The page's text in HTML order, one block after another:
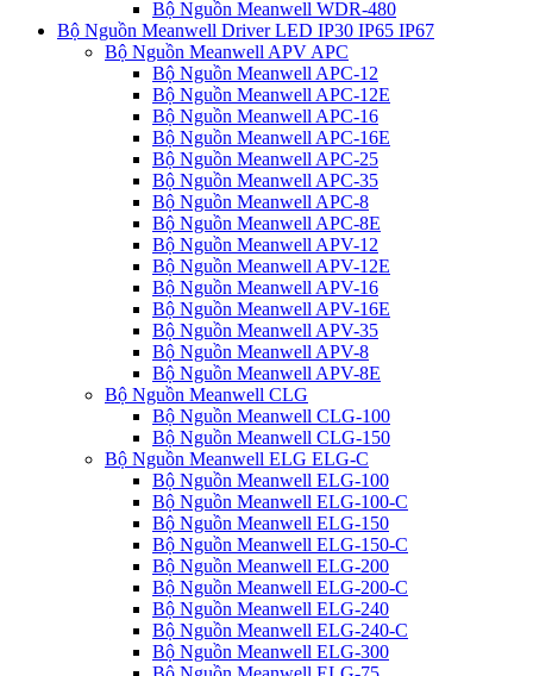
Bộ Nguồn Meanwell WDR-480
Bộ Nguồn Meanwell Driver LED IP30 IP65 IP67
Bộ Nguồn Meanwell APV APC
Bộ Nguồn Meanwell APC-12
Bộ Nguồn Meanwell APC-12E
Bộ Nguồn Meanwell APC-16
Bộ Nguồn Meanwell APC-16E
Bộ Nguồn Meanwell APC-25
Bộ Nguồn Meanwell APC-35
Bộ Nguồn Meanwell APC-8
Bộ Nguồn Meanwell APC-8E
Bộ Nguồn Meanwell APV-12
Bộ Nguồn Meanwell APV-12E
Bộ Nguồn Meanwell APV-16
Bộ Nguồn Meanwell APV-16E
Bộ Nguồn Meanwell APV-35
Bộ Nguồn Meanwell APV-8
Bộ Nguồn Meanwell APV-8E
Bộ Nguồn Meanwell CLG
Bộ Nguồn Meanwell CLG-100
Bộ Nguồn Meanwell CLG-150
Bộ Nguồn Meanwell ELG ELG-C
Bộ Nguồn Meanwell ELG-100
Bộ Nguồn Meanwell ELG-100-C
Bộ Nguồn Meanwell ELG-150
Bộ Nguồn Meanwell ELG-150-C
Bộ Nguồn Meanwell ELG-200
Bộ Nguồn Meanwell ELG-200-C
Bộ Nguồn Meanwell ELG-240
Bộ Nguồn Meanwell ELG-240-C
Bộ Nguồn Meanwell ELG-300